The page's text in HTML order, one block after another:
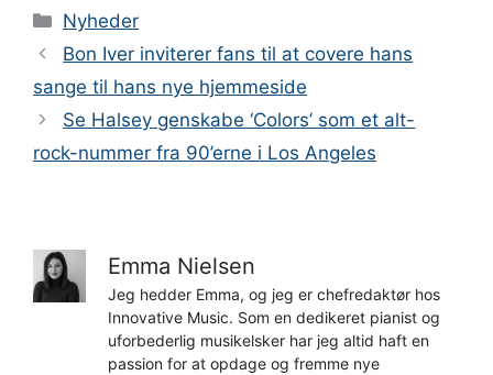
Kategorier
Nyheder
Bon Iver inviterer fans til at covere hans
sange til hans nye hjemmeside
Se Halsey genskabe ‘Colors’ som et alt-
rock-nummer fra 90’erne i Los Angeles
Emma Nielsen
Jeg hedder Emma, og jeg er chefredaktør hos
Innovative Music. Som en dedikeret pianist og
uforbederlig musikelsker har jeg altid haft en
passion for at opdage og fremme nye